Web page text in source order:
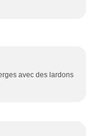
avec des lardons